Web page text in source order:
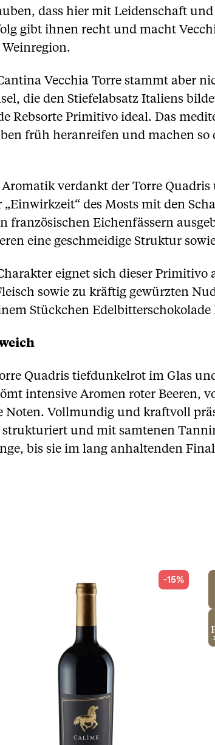
dass hier mit Leidenschaft
gibt ihnen recht und macht
Vecchia Torre stammt aber
die den Stiefelabsatz Italiens
Rebsorte Primitivo ideal. Das
früh heranreifen und machen so
verdankt der Torre
„Einwirkzeit“ des Mosts mit den
französischen Eichenfässern
eine geschmeidige Struktur
eignet sich dieser Primitivo
sowie zu kräftig gewürzten
Stückchen
Quadris tiefdunkelrot im Glas
intensive Aromen roter Beeren,
Noten. Vollmundig und kraftvoll
und mit samtenen
bis sie im lang anhaltenden
-15%